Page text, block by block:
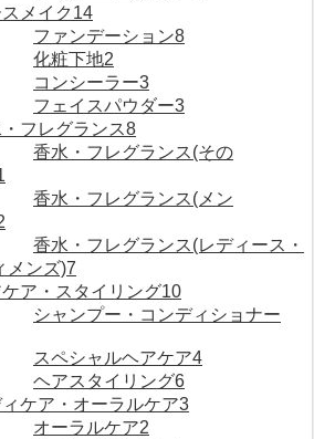
メイク 14
ファンデーション8
化粧下地2
コンシーラー3
フェイスパウダー3
フレグランス8
香水・フレグランス(その
香水・フレグランス(メン
香水・フレグランス(レディース・
メンズ)7
ア・スタイリング10
シャンプー・コンディショナー
スペシャルヘアケア4
ヘアスタイリング6
ケア・オーラルケア3
オーラルケア2